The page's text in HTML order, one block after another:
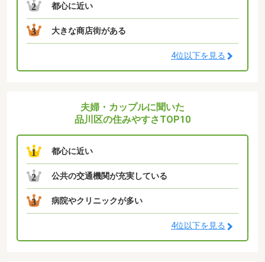
2 都心に近い
3 大きな商店街がある
4位以下を見る
夫婦・カップルに聞いた
品川区の住みやすさTOP10
1 都心に近い
2 公共の交通機関が充実している
3 病院やクリニックが多い
4位以下を見る